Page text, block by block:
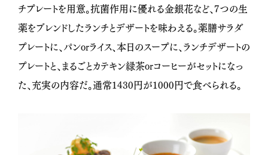
チプレートを用意。抗菌作用に優れる金銀花など、7つの生
薬をブレンドしたランチとデザートを味わえる。薬膳サラダ
プレートに、パンorライス、本日のスープに、ランチデザートの
プレートと、まるごとカテキン緑茶orコーヒーがセットになっ
た、充実の内容だ。通常1430円が1000円で食べられる。